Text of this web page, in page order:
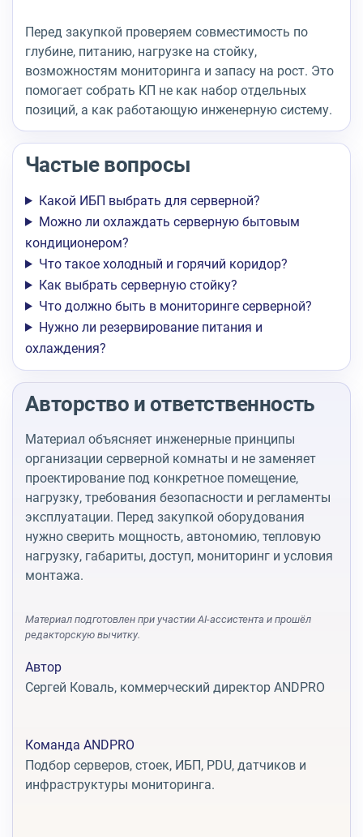
Перед закупкой проверяем совместимость по
глубине, питанию, нагрузке на стойку,
возможностям мониторинга и запасу на рост. Это
помогает собрать КП не как набор отдельных
позиций, а как работающую инженерную систему.
Частые вопросы
Какой ИБП выбрать для серверной?
Можно ли охлаждать серверную бытовым
кондиционером?
Что такое холодный и горячий коридор?
Как выбрать серверную стойку?
Что должно быть в мониторинге серверной?
Нужно ли резервирование питания и
охлаждения?
Авторство и ответственность
Материал объясняет инженерные принципы
организации серверной комнаты и не заменяет
проектирование под конкретное помещение,
нагрузку, требования безопасности и регламенты
эксплуатации. Перед закупкой оборудования
нужно сверить мощность, автономию, тепловую
нагрузку, габариты, доступ, мониторинг и условия
монтажа.
Материал подготовлен при участии AI-ассистента и прошёл
редакторскую вычитку.
Автор
Сергей Коваль, коммерческий директор ANDPRO
Команда ANDPRO
Подбор серверов, стоек, ИБП, PDU, датчиков и
инфраструктуры мониторинга.